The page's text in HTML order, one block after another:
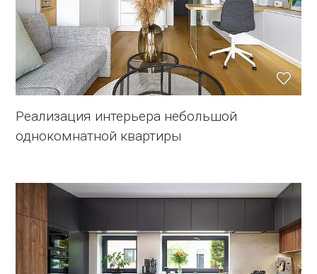
Реализация интерьера небольшой
однокомнатной квартиры